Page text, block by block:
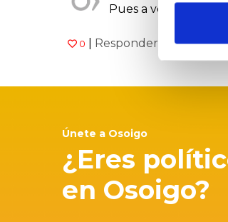
Pues a ver si os
0 Responder 21.01.2021
Únete a Osoigo
¿Eres
en Osoigo?